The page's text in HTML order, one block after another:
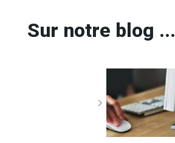
Sur notre blog ...